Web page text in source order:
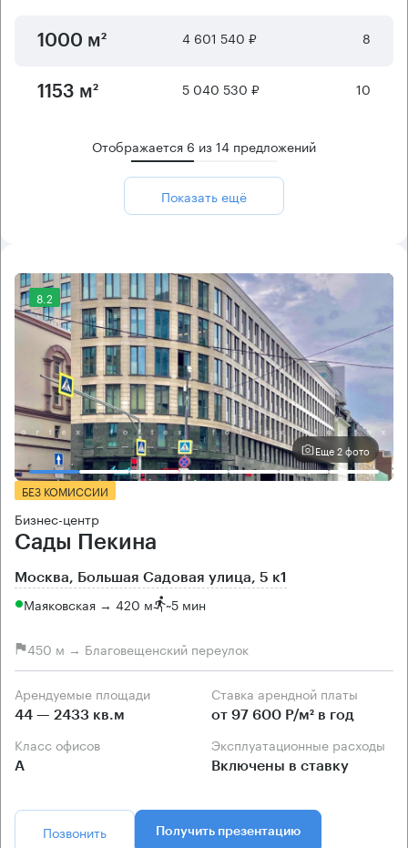
1000 м² 4 601 540 ₽ 8
1153 м² 5 040 530 ₽ 10
Отображается 6 из14 предложений
Показать ещё
8.2
Еще 2 фото
БЕЗ КОМИССИИ
Бизнес-центр
Сады Пекина
Москва, Большая Садовая улица, 5 к1
Маяковская → 420 м ~5 мин
450 м → Благовещенский переулок
Арендуемые площади
44 — 2433 кв.м
Ставка арендной платы
от 97 600 Р/м² в год
Класс офисов
А
Эксплуатационные расходы
Включены в ставку
Позвонить Получить презентацию